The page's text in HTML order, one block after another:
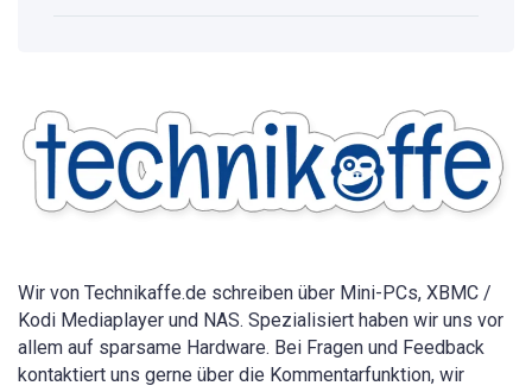
für
alle
Geräte
2026
Wir von Technikaffe.de schreiben über Mini-PCs, XBMC /
Kodi Mediaplayer und NAS. Spezialisiert haben wir uns vor
allem auf sparsame Hardware. Bei Fragen und Feedback
kontaktiert uns gerne über die Kommentarfunktion, wir